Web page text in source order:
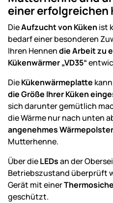
einer erfolgreichen
DieAufzucht von Küken ist
bedarf einer besonderen
Ihren Hennendie Arbeit zu
Kükenwärmer „VD35“
DieKükenwärmeplatte
die Größe Ihrer Küken
sich darunter gemütlich
die Wärme nur nach unten
angenehmes Wärmepolster
Mutterhenne.
Über dieLEDsan der
Betriebszustand überprüft
Gerät mit einer
geschützt.